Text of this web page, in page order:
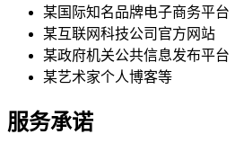
某国际知名品牌电子商务平台
某互联网科技公司官方网站
某政府机关公共信息发布平台
某艺术家个人博客等
服务承诺